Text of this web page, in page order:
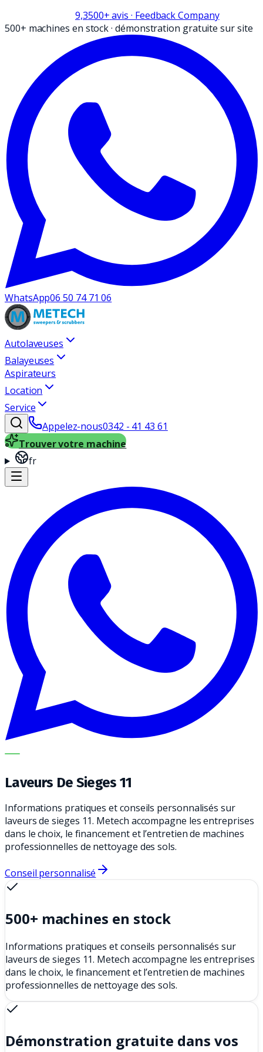
9,3500+avis · Feedback Company
500+ machines en stock·démonstration gratuite sur site
WhatsApp06 50 74 71 06
Autolaveuses
Balayeuses
Aspirateurs
Location
Service
Appelez-nous0342 - 41 43 61
Trouver votre machine
fr
METECH
Laveurs De Sieges 11
Informations pratiques et conseils personnalisés sur
laveurs de sieges 11. Metech accompagne les entreprises
dans le choix, le financement et l’entretien de machines
professionnelles de nettoyage des sols.
Conseil personnalisé
500+ machines en stock
Informations pratiques et conseils personnalisés sur
laveurs de sieges 11. Metech accompagne les entreprises
dans le choix, le financement et l’entretien de machines
professionnelles de nettoyage des sols.
Démonstration gratuite dans vos